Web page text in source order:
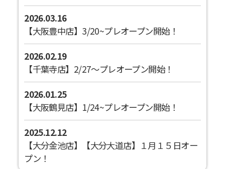
2026.03.16
【大阪豊中店】3/20~プレオープン開始！
2026.02.19
【千葉寺店】2/27～プレオープン開始！
2026.01.25
【大阪鶴見店】1/24~プレオープン開始！
2025.12.12
【大分金池店】【大分大道店】１月１５日オー
プン！